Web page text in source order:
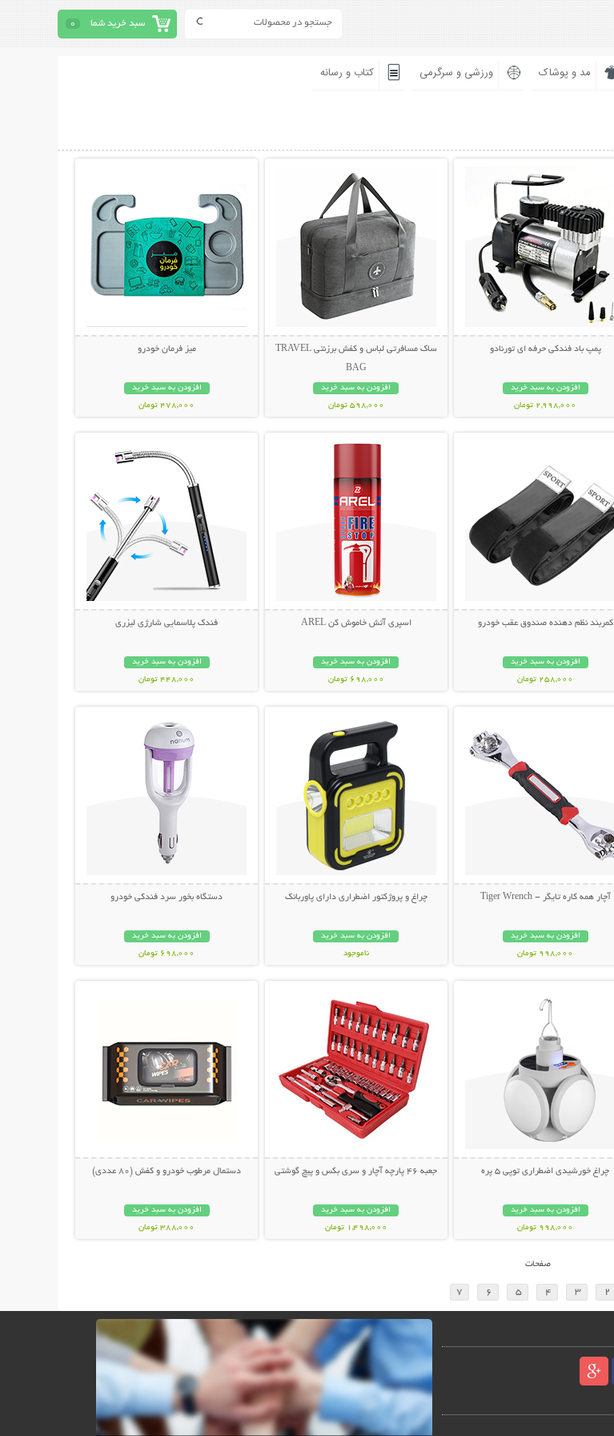
سبد خرید شما 0
مد و پوشاک ورزشی و سرگرمی کتاب و رسانه
پمپ باد فندکی حرفه ای تورنادو
افزودن به سبد خرید
2,998,000 تومان
ساک مسافرتی لباس و کفش برزنتی TRAVEL
BAG
افزودن به سبد خرید
598,000 تومان
میز فرمان خودرو
افزودن به سبد خرید
478,000 تومان
کمربند نظم دهنده صندوق عقب خودرو
افزودن به سبد خرید
258,000 تومان
اسپری آتش خاموش کن AREL
افزودن به سبد خرید
698,000 تومان
فندک پلاسمایی شارژی لیزری
افزودن به سبد خرید
448,000 تومان
آچار همه کاره تایگر - Tiger Wrench
افزودن به سبد خرید
998,000 تومان
چراغ و پروژکتور اضطراری دارای پاوربانک
افزودن به سبد خرید
ناموجود
دستگاه بخور سرد فندکی خودرو
افزودن به سبد خرید
698,000 تومان
چراغ خورشیدی اضطراری توپی 5 پره
افزودن به سبد خرید
998,000 تومان
جعبه 46 پارچه آچار و سری بکس و پیچ گوشتی
افزودن به سبد خرید
1,498,000 تومان
دستمال مرطوب خودرو و کفش (80 عددی)
افزودن به سبد خرید
388,000 تومان
صفحات
2
3
4
5
6
7